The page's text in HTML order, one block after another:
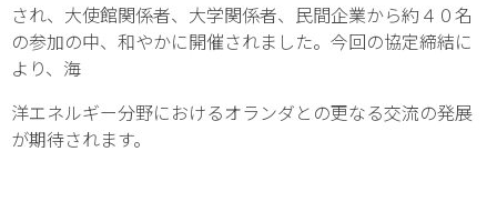
され、大使館関係者、大学関係者、民間企業から約４０名
の参加の中、和やかに開催されました。今回の協定締結に
より、海
洋エネルギー分野におけるオランダとの更なる交流の発展
が期待されます。